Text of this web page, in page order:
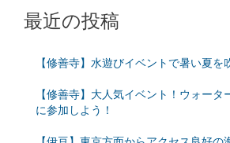
最近の投稿
【修善寺】水遊びイベントで暑い夏を
【修善寺】大人気イベント！ウォータ
に参加しよう！